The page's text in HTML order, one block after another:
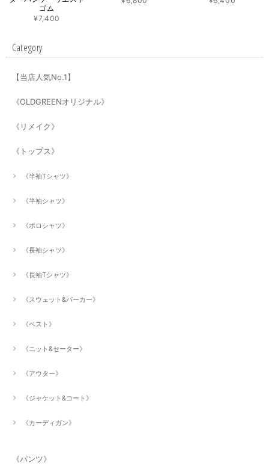
ゴム
¥7,400
Category
【当店人気No.1】
《OLDGREENオリジナル》
《リメイク》
《トップス》
《半袖Tシャツ》
《半袖シャツ》
《ポロシャツ》
《長袖シャツ》
《長袖Tシャツ》
《スウェット&パーカー》
《ベスト》
《ニット&セーター》
《アウター》
《ジャケット&コート》
《カーディガン》
《パンツ》